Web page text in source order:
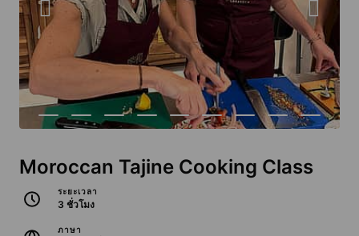
Moroccan Tajine Cooking Class
ระยะเวลา
3 ชั่วโมง
ภาษา